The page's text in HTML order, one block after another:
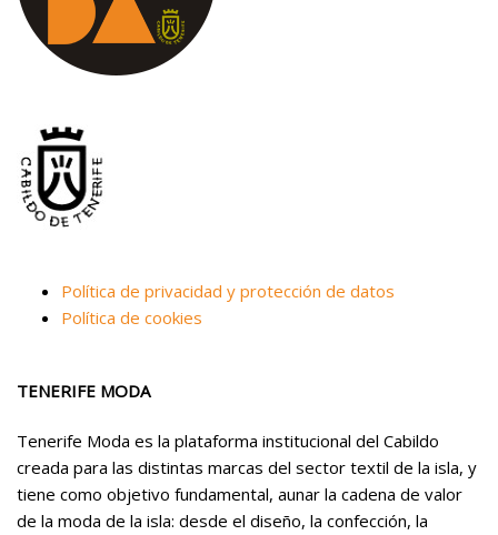
Política de privacidad y protección de datos
Política de cookies
TENERIFE MODA
Tenerife Moda es la plataforma institucional del Cabildo
creada para las distintas marcas del sector textil de la isla, y
tiene como objetivo fundamental, aunar la cadena de valor
de la moda de la isla: desde el diseño, la confección, la